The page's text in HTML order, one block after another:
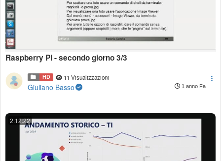
Raspberry PI - secondo giorno 3/3
HD 11 Visualizzazioni
Giuliano Basso 1 anno Fa
2:12:22